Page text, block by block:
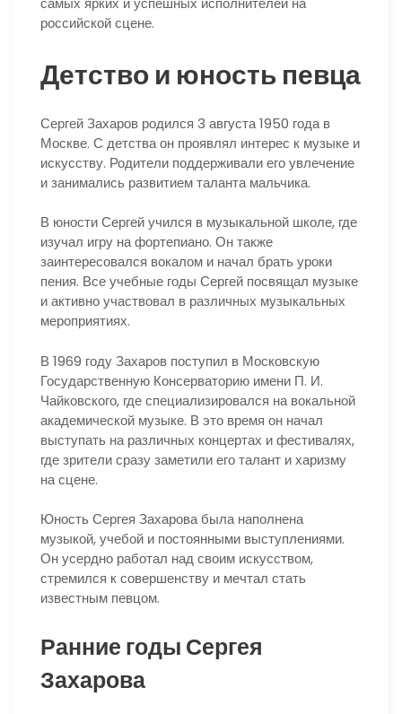
российской сцене.
Детство и юность певца
Сергей Захаров родился 3 августа 1950 года в
Москве. С детства он проявлял интерес к музыке и
искусству. Родители поддерживали его увлечение
и занимались развитием таланта мальчика.
В юности Сергей учился в музыкальной школе, где
изучал игру на фортепиано. Он также
заинтересовался вокалом и начал брать уроки
пения. Все учебные годы Сергей посвящал музыке
и активно участвовал в различных музыкальных
мероприятиях.
В 1969 году Захаров поступил в Московскую
Государственную Консерваторию имени П. И.
Чайковского, где специализировался на вокальной
академической музыке. В это время он начал
выступать на различных концертах и фестивалях,
где зрители сразу заметили его талант и харизму
на сцене.
Юность Сергея Захарова была наполнена
музыкой, учебой и постоянными выступлениями.
Он усердно работал над своим искусством,
стремился к совершенству и мечтал стать
известным певцом.
Ранние годы Сергея
Захарова